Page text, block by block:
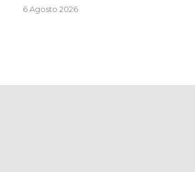
6 Agosto 2026